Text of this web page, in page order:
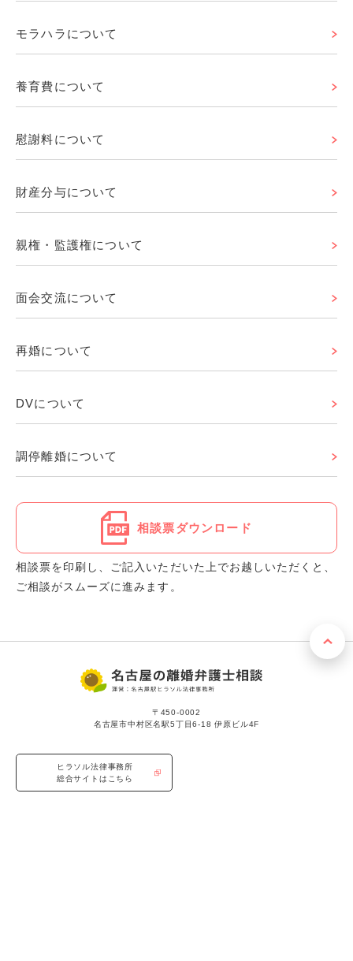
モラハラについて
養育費について
慰謝料について
財産分与について
親権・監護権について
面会交流について
再婚について
DVについて
調停離婚について
相談票ダウンロード
相談票を印刷し、ご記入いただいた上でお越しいただくと、
ご相談がスムーズに進みます。
〒450-0002
名古屋市中村区名駅5丁目6-18 伊原ビル4F
ヒラソル法律事務所
総合サイトはこちら